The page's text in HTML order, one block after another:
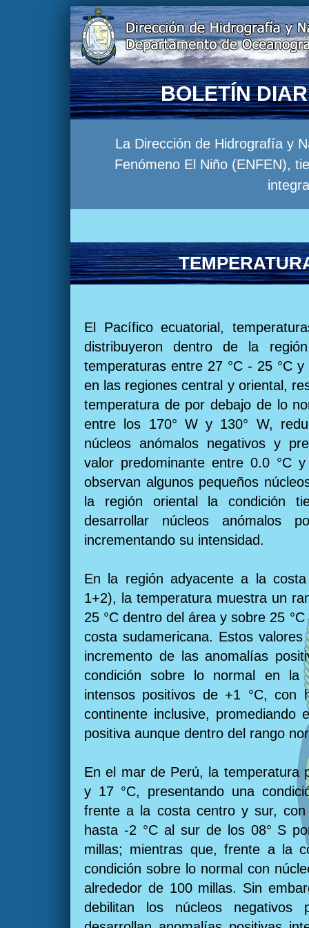
BOLETÍN
La Dirección de Hidrografía y
Fenómeno El Niño (ENFEN),
El Pacífico ecuatorial,
distribuyeron dentro de la
temperaturas entre 27 °C - 25 °C
en las regiones central y oriental,
temperatura de por debajo de lo
entre los 170° W y 130° W,
núcleos anómalos negativos y
valor predominante entre 0.0 °C
observan algunos pequeños
la región oriental la condición
desarrollar núcleos anómalos
incrementando su intensidad.
En la región adyacente a la
1+2), la temperatura muestra un
25 °C dentro del área y sobre 25
costa sudamericana. Estos
incremento de las anomalías
condición sobre lo normal en la
intensos positivos de +1 °C, con
continente inclusive, promediando
positiva aunque dentro del rango
En el mar de Perú, la temperatura
y 17 °C, presentando una
frente a la costa centro y sur,
hasta -2 °C al sur de los 08° S
millas; mientras que, frente a la
condición sobre lo normal con
alrededor de 100 millas. Sin
debilitan los núcleos